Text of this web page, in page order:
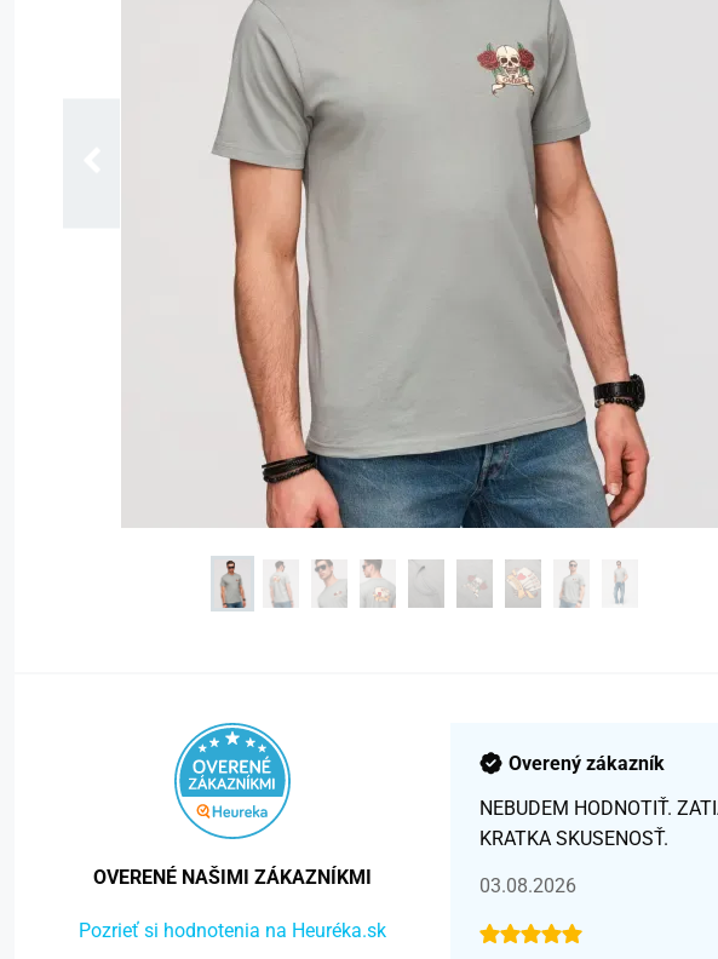
OVERENÉ NAŠIMI ZÁKAZNÍKMI
Pozrieť si hodnotenia na Heuréka.sk
Overený zákazník
NEBUDEM HODNOTIŤ.
KRATKA SKUSENOSŤ.
03.08.2026